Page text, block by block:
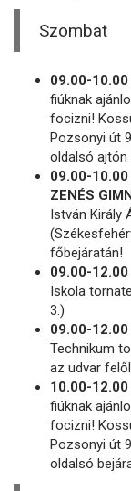
Szombat
09.00-10.00
fiúknak
focizni!
Pozsonyi út
oldalsó ajtón
09.00-10.00
ZENÉS
István Király
főbejáratán!
09.00-12.00
Iskola
3.)
09.00-12.00
Technikum
az udvar
10.00-12.00
fiúknak
focizni!
Pozsonyi út
oldalsó